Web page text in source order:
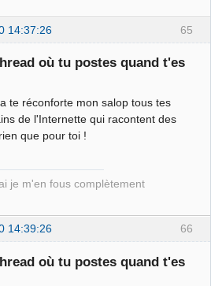
65
14:37:26
où tu postes quand t'es
te réconforte mon salop tous tes
de l'Internette qui racontent des
que pour toi !
je m'en fous complètement
66
14:39:26
où tu postes quand t'es